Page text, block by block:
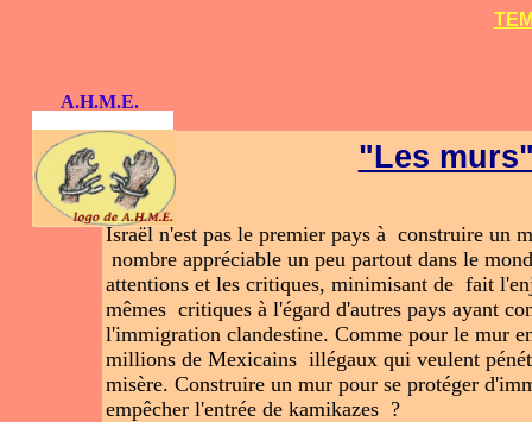
A.H.M.E.
"Les
Israël n'est pas le premier pays à construire un
nombre appréciable un peu partout dans le
attentions et les critiques, minimisant de fait
mêmes critiques à l'égard d'autres pays ayant
l'immigration clandestine. Comme pour le mur
millions de Mexicains illégaux qui veulent
misère. Construire un mur pour se protéger
empêcher l'entrée de kamikazes ?